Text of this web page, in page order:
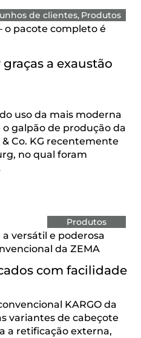
de clientes Produtos
o pacote completo é
a exaustão
uso da mais moderna
galpão de produção da
Co. KG recentemente
no qual foram
Produtos
versátil e poderosa
da ZEMA
com facilidade
KARGO da
variantes de cabeçote
a retificação externa,